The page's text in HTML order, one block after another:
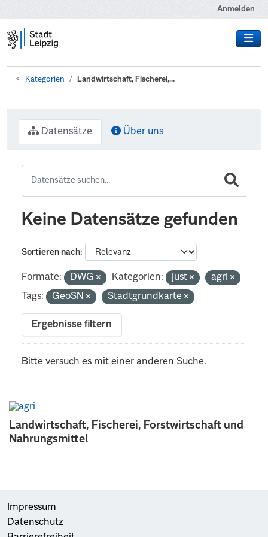
Anmelden
Kategorien Landwirtschaft, Fischerei,...
Landwirtschaft, Fischerei, Forstwirtschaft und
Nahrungsmittel
Datensätze Über uns
Keine Datensätze gefunden
Sortieren nach
Formate: DWG Kategorien: just
agri
Tags:
GeoSN Stadtgrundkarte
Ergebnisse filtern
Bitte versuch es mit einer anderen Suche.
Impressum
Datenschutz